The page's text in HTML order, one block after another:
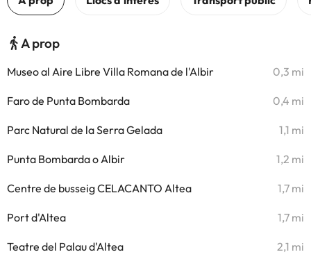
A prop
Museo al Aire Libre Villa Romana de l'Albir 0,3 mi
Faro de Punta Bombarda 0,4 mi
Parc Natural de la Serra Gelada 1,1 mi
Punta Bombarda o Albir 1,2 mi
Centre de busseig CELACANTO Altea 1,7 mi
Port d'Altea 1,7 mi
Teatre del Palau d'Altea 2,1 mi